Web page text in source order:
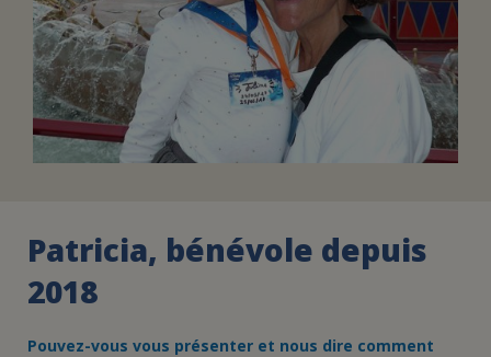
Patricia, bénévole depuis
2018
Pouvez-vous vous présenter et nous dire comment